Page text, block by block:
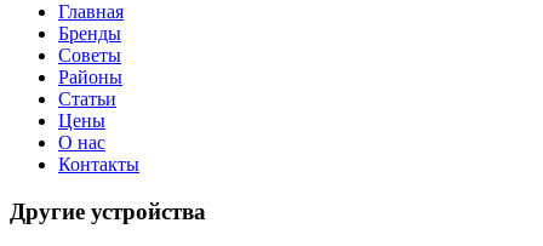
Главная
Бренды
Советы
Районы
Статьи
Цены
О нас
Контакты
Другие устройства